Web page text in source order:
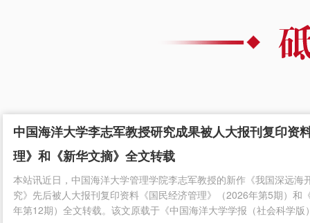
中国海洋大学李志军教授研究成果被人大报刊复印资
理》和《新华文摘》全文转载
本站讯近日，中国海洋大学管理学院李志军教授的新作《我国深远海
究》先后被人大报刊复印资料《国民经济管理》（2026年第5期）和
年第12期）全文转载。该文原载于《中国海洋大学学报（社会科学版